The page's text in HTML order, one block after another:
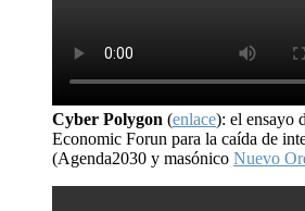
Cyber Polygon (enlace): el ensayo
Economic Forun para la caída de
(Agenda2030 y masónico Nuevo